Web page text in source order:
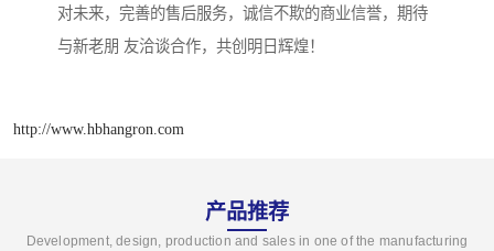
对未来，完善的售后服务，诚信不欺的商业信誉，期待
与新老朋 友洽谈合作，共创明日辉煌！
http://www.hbhangron.com
产品推荐
Development, design, production and sales in one of the manufacturing